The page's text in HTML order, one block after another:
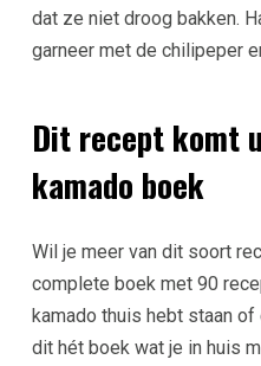
dat ze niet droog bakken.
garneer met de chilipeper
Dit recept komt
kamado boek
Wil je meer van dit soort
complete boek met 90
kamado thuis hebt staan
dit hét boek wat je in huis